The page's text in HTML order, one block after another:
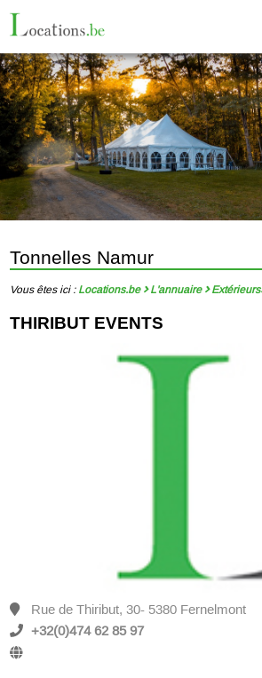
Tonnelles Namur
Vous êtes ici : Locations.be L'annuaire Extérieurs
THIRIBUT EVENTS
Rue de Thiribut, 30- 5380 Fernelmont
+32(0)474 62 85 97